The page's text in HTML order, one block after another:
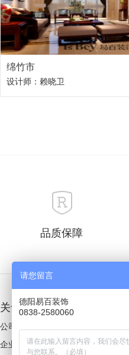
绵竹市
设计师：赖晓卫
品质保障
关于易百
公司简介
企业文化
美式风格
请您留言
德阳易百装饰
0838-2580060